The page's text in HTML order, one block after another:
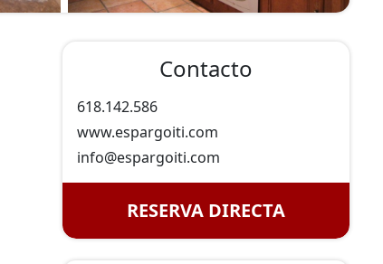
Contacto
618.142.586
www.espargoiti.com
info@espargoiti.com
RESERVA DIRECTA